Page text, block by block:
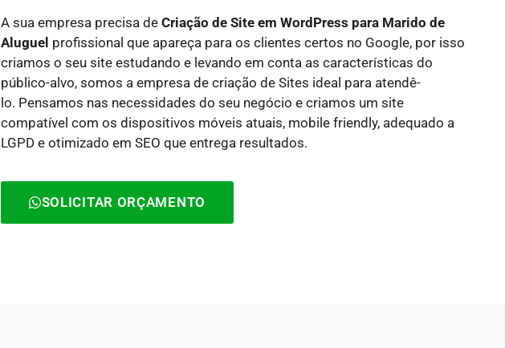
A sua empresa precisa de Criação de Site em WordPress para Marido de
Aluguel profissional que apareça para os clientes certos no Google, por isso
criamos o seu site estudando e levando em conta as características do
público-alvo, somos a empresa de criação de Sites ideal para atendê-
lo. Pensamos nas necessidades do seu negócio e criamos um site
compatível com os dispositivos móveis atuais, mobile friendly, adequado a
LGPD e otimizado em SEO que entrega resultados.
SOLICITAR ORÇAMENTO